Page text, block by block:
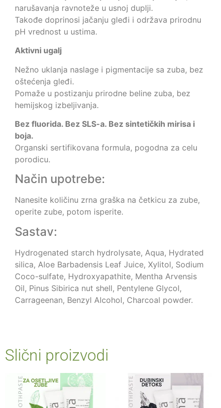
narušavanja ravnoteže u usnoj duplji.
Takođe doprinosi jačanju gleđi i održava prirodnu
pH vrednost u ustima.
Aktivni ugalj
Nežno uklanja naslage i pigmentacije sa zuba, bez
oštećenja gleđi.
Pomaže u postizanju prirodne beline zuba, bez
hemijskog izbeljivanja.
Bez fluorida. Bez SLS-a. Bez sintetičkih mirisa i
boja.
Organski sertifikovana formula, pogodna za celu
porodicu.
Način upotrebe:
Nanesite količinu zrna graška na četkicu za zube,
operite zube, potom isperite.
Sastav:
Hydrogenated starch hydrolysate, Aqua, Hydrated
silica, Aloe Barbadensis Leaf Juice, Xylitol, Sodium
Coco-sulfate, Hydroxyapathite, Mentha Arvensis
Oil, Pinus Sibirica nut shell, Pentylene Glycol,
Carrageenan, Benzyl Alcohol, Charcoal powder.
Slični proizvodi